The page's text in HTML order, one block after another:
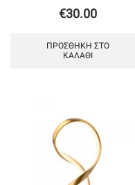
€30.00
ΠΡΟΣΘΉΚΗ ΣΤΟ
ΚΑΛΆΘΙ